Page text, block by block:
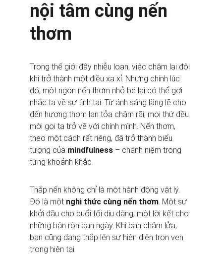
nội tâm cùng nến
thơm
Trong thế giới đầy nhiễu loạn, việc chậm lại đôi
khi trở thành một điều xa xỉ. Nhưng chính lúc
đó, một ngọn nến thơm nhỏ bé lại có thể gợi
nhắc ta về sự tĩnh tại. Từ ánh sáng lặng lẽ cho
đến hương thơm lan tỏa chậm rãi, mọi thứ đều
mời gọi ta trở về với chính mình. Nến thơm,
theo một cách rất riêng, đã trở thành biểu
tượng của mindfulness – chánh niệm trong
từng khoảnh khắc.
Thắp nến không chỉ là một hành động vật lý.
Đó là một nghi thức cùng nến thơm. Một sự
khởi đầu cho buổi tối dịu dàng, một lời kết cho
những bận rộn ban ngày. Khi bạn châm lửa,
bạn cũng đang thắp lên sự hiện diện trọn vẹn
trong hiện tại.